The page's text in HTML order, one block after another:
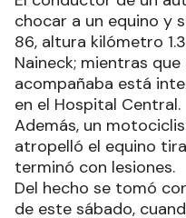
chocar a un equino y
86, altura kilómetro
Naineck; mientras
acompañaba está
en el Hospital Central.
Además, un
atropelló el equino
terminó con lesiones.
Del hecho se tomó
de este sábado,